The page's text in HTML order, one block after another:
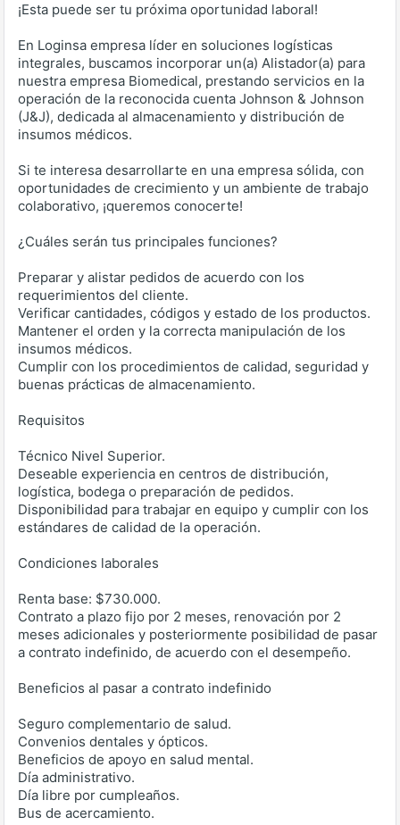
¡Esta puede ser tu próxima oportunidad laboral!
En Loginsa empresa líder en soluciones logísticas
integrales, buscamos incorporar un(a) Alistador(a) para
nuestra empresa Biomedical, prestando servicios en la
operación de la reconocida cuenta Johnson & Johnson
(J&J), dedicada al almacenamiento y distribución de
insumos médicos.
Si te interesa desarrollarte en una empresa sólida, con
oportunidades de crecimiento y un ambiente de trabajo
colaborativo, ¡queremos conocerte!
¿Cuáles serán tus principales funciones?
Preparar y alistar pedidos de acuerdo con los
requerimientos del cliente.
Verificar cantidades, códigos y estado de los productos.
Mantener el orden y la correcta manipulación de los
insumos médicos.
Cumplir con los procedimientos de calidad, seguridad y
buenas prácticas de almacenamiento.
Requisitos
Técnico Nivel Superior.
Deseable experiencia en centros de distribución,
logística, bodega o preparación de pedidos.
Disponibilidad para trabajar en equipo y cumplir con los
estándares de calidad de la operación.
Condiciones laborales
Renta base: $730.000.
Contrato a plazo fijo por 2 meses, renovación por 2
meses adicionales y posteriormente posibilidad de pasar
a contrato indefinido, de acuerdo con el desempeño.
Beneficios al pasar a contrato indefinido
Seguro complementario de salud.
Convenios dentales y ópticos.
Beneficios de apoyo en salud mental.
Día administrativo.
Día libre por cumpleaños.
Bus de acercamiento.